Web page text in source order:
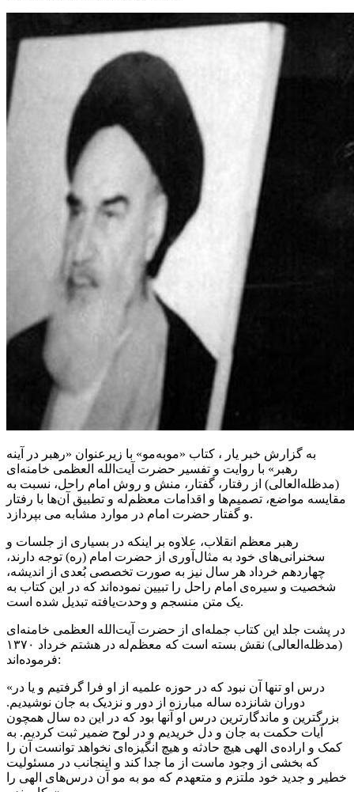
به گزارش خبر یار ، کتاب «موبه‌مو» با زیرعنوان «رهبر در آینه
رهبر» با روایت و تفسیر حضرت آیت‌الله العظمی خامنه‌ای
(مدظله‌العالی) از رفتار، گفتار، منش و روش امام راحل، نسبت به
مقایسه مواضع، تصمیم‌ها و اقدامات معظم‌له و تطبیق آن‌ها با رفتار
و گفتار حضرت امام در موارد مشابه می بپردازد.
رهبر معظم انقلاب، علاوه بر اینکه در بسیاری از جلسات و
سخنرانی‌های خود به مثال‌آوری از حضرت امام (ره) توجه دارند،
چهاردهم خرداد هر سال نیز به صورت تخصصی بُعدی از اندیشه،
شخصیت و سیره‌ی امام راحل را تبیین نموده‌اند که در این کتاب به
یک متن منسجم و وحدت‌یافته تبدیل شده است.
در پشت جلد این کتاب جمله‌ای از حضرت آیت‌الله العظمی خامنه‌ای
(مدظله‌العالی) نقش بسته است که معظم‌له در هشتم خرداد ۱۳۷۰
فرموده‌اند:
«درس او تنها آن نبود که در حوزه علمیه از او فرا گرفتیم و یا در
دوران شانزده ساله مبارزه از دور و نزدیک به جان نوشیدیم.
بزرگترین و ماندگارترین درس او آنها بود که در این ده سال همچون
آیات حکمت به جان و دل خریدیم و در لوح ضمیر ثبت کردیم. به
کمک و اراده‌ی الهی هیچ حادثه و هیچ انگیزه‌ای نخواهد توانست آن را
که بخشی از وجود ماست از ما جدا کند و اینجانب در مسئولیت
خطیر و جدید خود ملتزم و متعهدم که مو به مو آن درس‌های الهی را